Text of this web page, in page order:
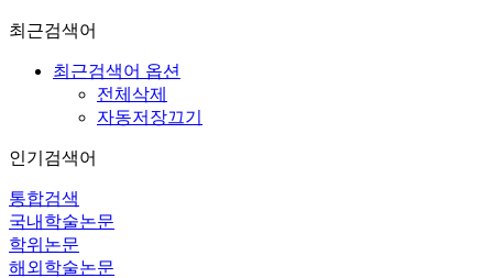
최근검색어
최근검색어 옵션
전체삭제
자동저장끄기
인기검색어
통합검색
국내학술논문
학위논문
해외학술논문